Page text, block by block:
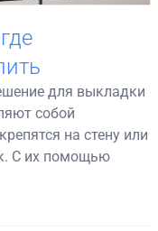
для выкладки
собой
на стену или
С их помощью